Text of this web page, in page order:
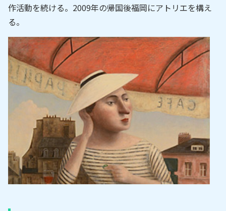
作活動を続ける。2009年の帰国後福岡にアトリエを構え
る。